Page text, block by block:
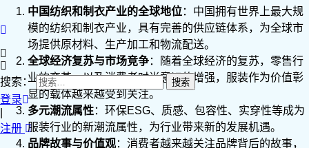
搜索：
登录
注册
中国纺织和制衣产业的全球地位：中国拥有世界上最大规
模的纺织和制衣产业，具有完善的供应链体系，为全球市
场提供原材料、生产加工和物流配送。
全球经济复苏与市场竞争：随着全球经济的复苏，零售行
业的变革，以及消费者时尚意识的增强，服装作为价值彰
显的载体越来越受到关注。
多元潮流属性：环保ESG、质感、包容性、实穿性等成为
服装行业的新潮流属性，为行业带来新的发展机遇。
品牌故事与价值观：消费者越来越关注品牌背后的故事，